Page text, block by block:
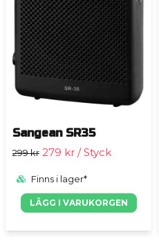
Sangean SR35
299 kr 279 kr / Styck
Finns i lager*
LÄGG I VARUKORGEN